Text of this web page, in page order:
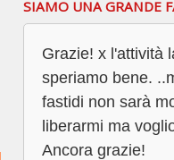
SIAMO UNA GRANDE
Grazie! x l'attività
speriamo bene.
fastidi non sarà
liberarmi ma
Ancora grazie!